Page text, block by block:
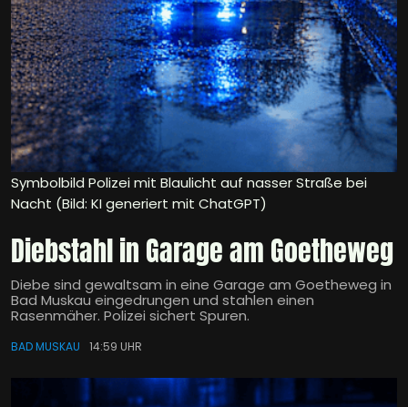
Symbolbild Polizei mit Blaulicht auf nasser Straße bei
Nacht (Bild: KI generiert mit ChatGPT)
Diebstahl in Garage am Goetheweg
Diebe sind gewaltsam in eine Garage am Goetheweg in
Bad Muskau eingedrungen und stahlen einen
Rasenmäher. Polizei sichert Spuren.
BAD MUSKAU 14:59 UHR